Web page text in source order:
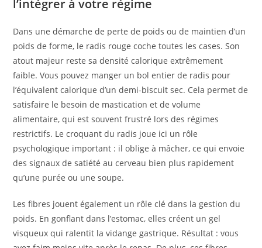
l’intégrer à votre régime
Dans une démarche de perte de poids ou de maintien d’un
poids de forme, le radis rouge coche toutes les cases. Son
atout majeur reste sa densité calorique extrêmement
faible. Vous pouvez manger un bol entier de radis pour
l’équivalent calorique d’un demi-biscuit sec. Cela permet de
satisfaire le besoin de mastication et de volume
alimentaire, qui est souvent frustré lors des régimes
restrictifs. Le croquant du radis joue ici un rôle
psychologique important : il oblige à mâcher, ce qui envoie
des signaux de satiété au cerveau bien plus rapidement
qu’une purée ou une soupe.
Les fibres jouent également un rôle clé dans la gestion du
poids. En gonflant dans l’estomac, elles créent un gel
visqueux qui ralentit la vidange gastrique. Résultat : vous